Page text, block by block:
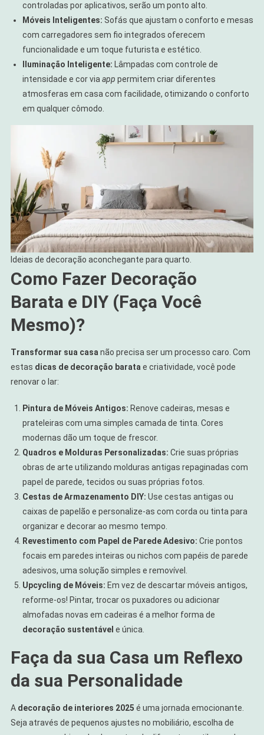
controladas por aplicativos, serão um ponto alto.
Móveis Inteligentes: Sofás que ajustam o conforto e mesas
com carregadores sem fio integrados oferecem
funcionalidade e um toque futurista e estético.
Iluminação Inteligente: Lâmpadas com controle de
intensidade e cor via app permitem criar diferentes
atmosferas em casa com facilidade, otimizando o conforto
em qualquer cômodo.
Ideias de decoração aconchegante para quarto.
Como Fazer Decoração
Barata e DIY (Faça Você
Mesmo)?
Transformar sua casa não precisa ser um processo caro. Com
estas dicas de decoração barata e criatividade, você pode
renovar o lar:
Pintura de Móveis Antigos: Renove cadeiras, mesas e
prateleiras com uma simples camada de tinta. Cores
modernas dão um toque de frescor.
Quadros e Molduras Personalizadas: Crie suas próprias
obras de arte utilizando molduras antigas repaginadas com
papel de parede, tecidos ou suas próprias fotos.
Cestas de Armazenamento DIY: Use cestas antigas ou
caixas de papelão e personalize-as com corda ou tinta para
organizar e decorar ao mesmo tempo.
Revestimento com Papel de Parede Adesivo: Crie pontos
focais em paredes inteiras ou nichos com papéis de parede
adesivos, uma solução simples e removível.
Upcycling de Móveis: Em vez de descartar móveis antigos,
reforme-os! Pintar, trocar os puxadores ou adicionar
almofadas novas em cadeiras é a melhor forma de
decoração sustentável e única.
Faça da sua Casa um Reflexo
da sua Personalidade
A decoração de interiores 2025 é uma jornada emocionante.
Seja através de pequenos ajustes no mobiliário, escolha de